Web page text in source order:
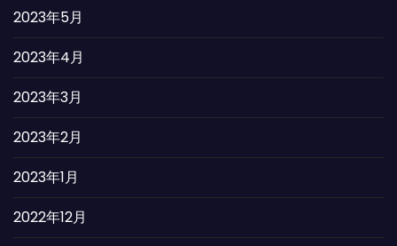
2023年5月
2023年4月
2023年3月
2023年2月
2023年1月
2022年12月